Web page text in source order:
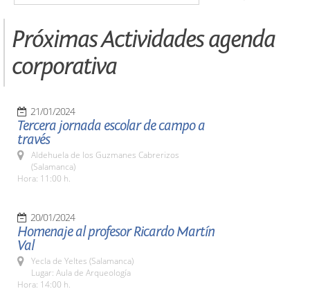
Próximas Actividades agenda
corporativa
21/01/2024
Tercera jornada escolar de campo a
través
Aldehuela de los Guzmanes Cabrerizos
(Salamanca)
Hora: 11:00 h.
20/01/2024
Homenaje al profesor Ricardo Martín
Val
Yecla de Yeltes (Salamanca)
Lugar: Aula de Arqueología
Hora: 14:00 h.